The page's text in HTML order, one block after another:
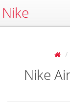
Nike
Nike